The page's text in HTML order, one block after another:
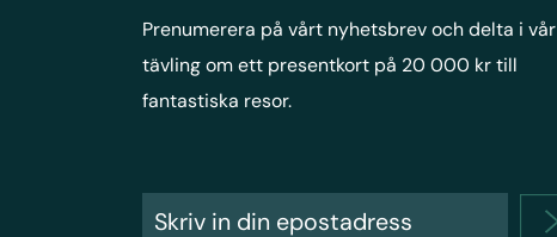
Prenumerera på vårt nyhetsbrev och delta i vår
tävling om ett presentkort på 20 000 kr till
fantastiska resor.